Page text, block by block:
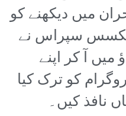
بحران میں دیکھنے کو
سپراس نے
میں آ کر اپنے
کو ترک کیا
نافذ کیں۔